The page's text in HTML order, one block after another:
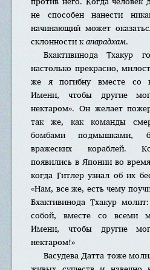
не способен нанести
начинающий может
склонности капарадхам.
Бхактивинода Тхакур
настолько прекрасно,
же я погибну вместе со
Имени, чтобы другие
нектаром». Он желает
так же, как команды
бомбами подмышками,
вражеских кораблей.
появились в Японии во
когда Гитлер узнал об их
«Нам, все же, есть чему
Бхактивинода Тхакур
собой, вместе со всеми
Имени, чтобы другие
нектаром!»
Вaсудeвa Датта тоже